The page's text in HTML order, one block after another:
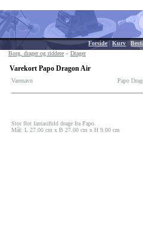
Forside|Kurv |
Borg, drager og riddere » Drager
Varekort Papo Dragon Air
Varenavn Papo
Stor flot fantasifuld drage fra Papo.
Mål: L 27.00 cm x B 27.00 cm x H 9.00 cm